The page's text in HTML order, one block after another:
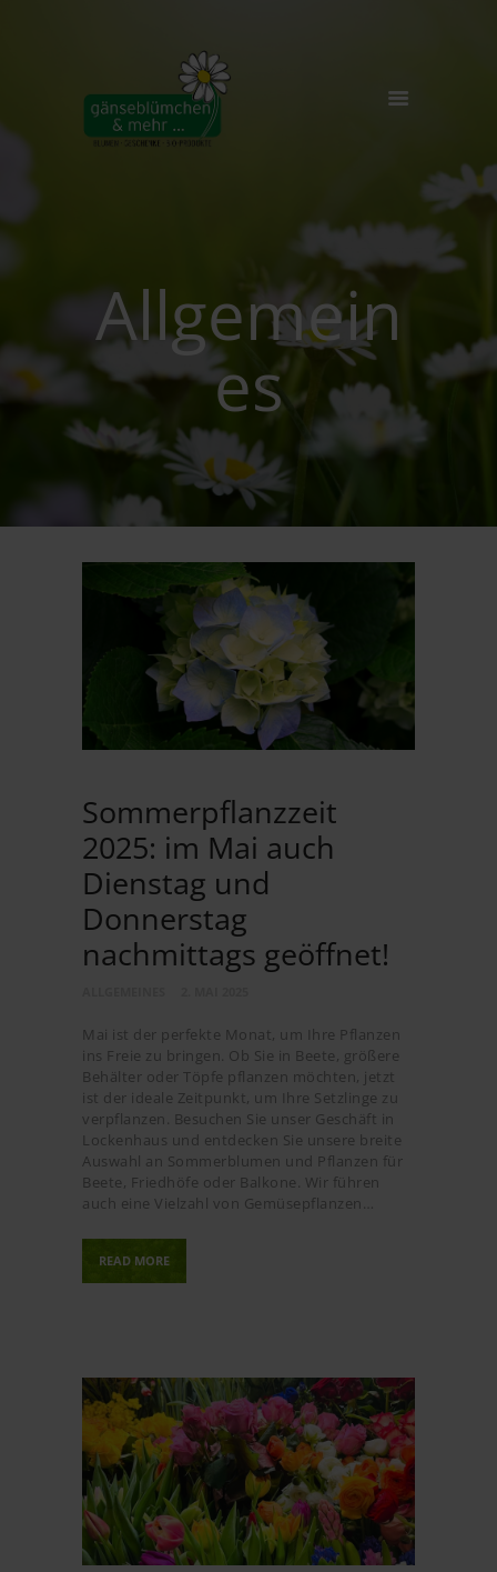
Allgemein
es
ÜBER UNS
NEWS
Sommerpflanzzeit
2025: im Mai auch
Dienstag und
Donnerstag
nachmittags geöffnet!
Mai ist der perfekte Monat, um Ihre Pflanzen
ins Freie zu bringen. Ob Sie in Beete, größere
Behälter oder Töpfe pflanzen möchten, jetzt
ist der ideale Zeitpunkt, um Ihre Setzlinge zu
verpflanzen. Besuchen Sie unser Geschäft in
Lockenhaus und entdecken Sie unsere breite
Auswahl an Sommerblumen und Pflanzen für
Beete, Friedhöfe oder Balkone. Wir führen
auch eine Vielzahl von Gemüsepflanzen…
READ MORE